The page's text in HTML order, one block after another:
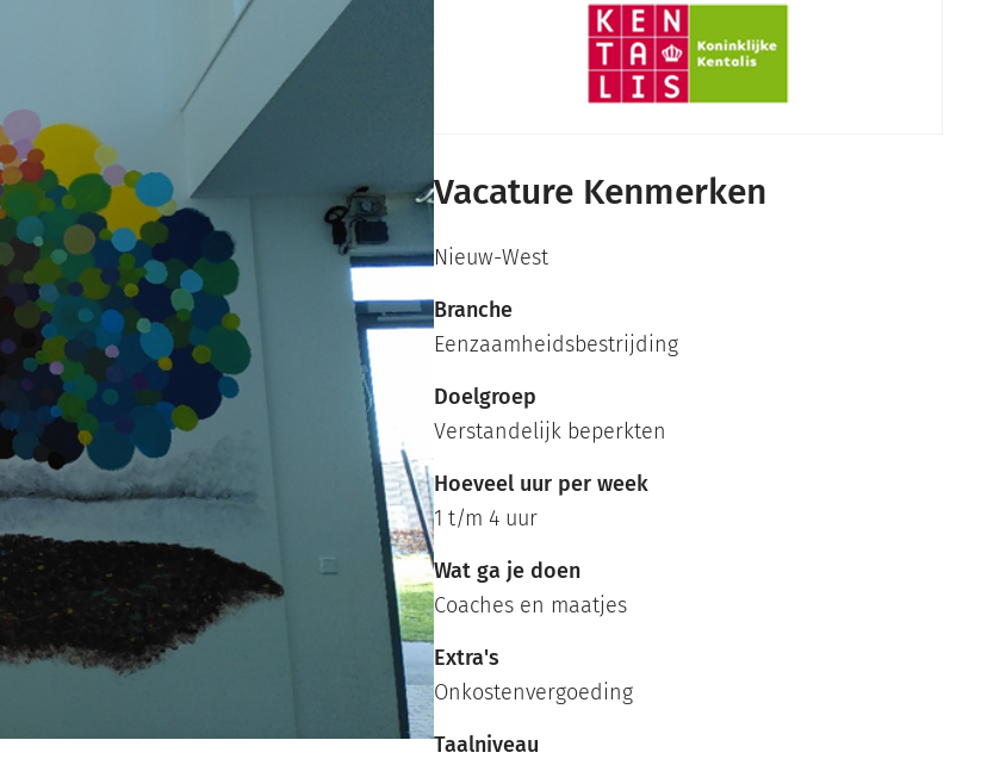
Vacature Kenmerken
Nieuw-West
Branche
Eenzaamheidsbestrijding
Doelgroep
Verstandelijk beperkten
Hoeveel uur per week
1 t/m 4 uur
Wat ga je doen
Coaches en maatjes
Extra's
Onkostenvergoeding
Taalniveau